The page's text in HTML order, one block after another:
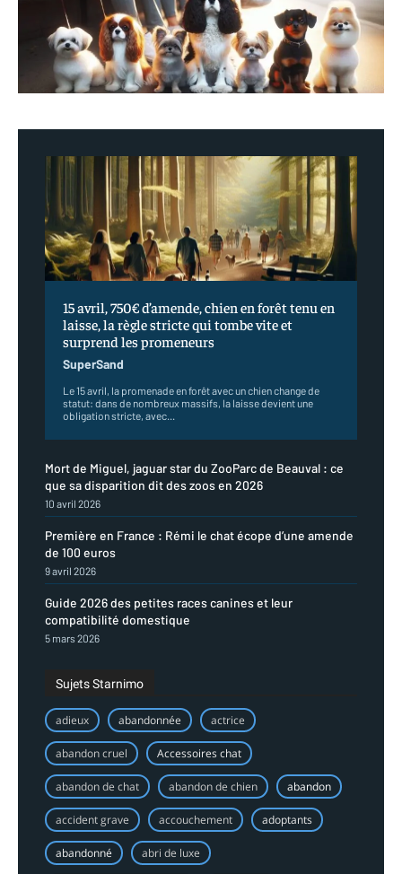
15 avril, 750€ d’amende, chien en forêt tenu en
laisse, la règle stricte qui tombe vite et
surprend les promeneurs
SuperSand
Le 15 avril, la promenade en forêt avec un chien change de
statut: dans de nombreux massifs, la laisse devient une
obligation stricte, avec...
Mort de Miguel, jaguar star du ZooParc de Beauval : ce
que sa disparition dit des zoos en 2026
10 avril 2026
Première en France : Rémi le chat écope d’une amende
de 100 euros
9 avril 2026
Guide 2026 des petites races canines et leur
compatibilité domestique
5 mars 2026
Sujets Starnimo
adieux abandonnée actrice
abandon cruel Accessoires chat
abandon de chat abandon de chien abandon
accident grave accouchement adoptants
abandonné abri de luxe